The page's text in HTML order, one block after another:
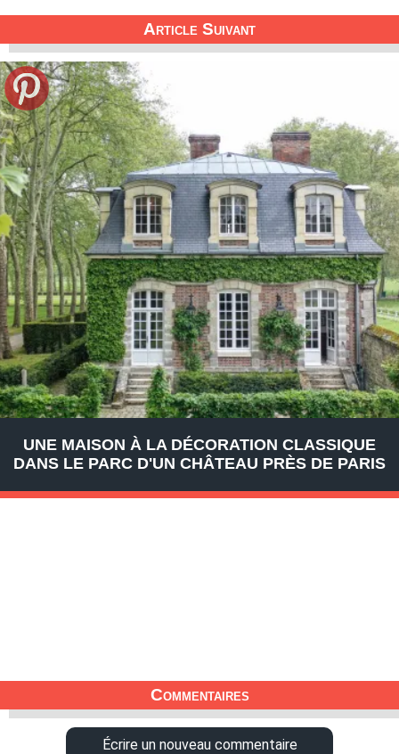
Article Suivant
UNE MAISON À LA DÉCORATION CLASSIQUE
DANS LE PARC D'UN CHÂTEAU PRÈS DE PARIS
Commentaires
Écrire un nouveau commentaire